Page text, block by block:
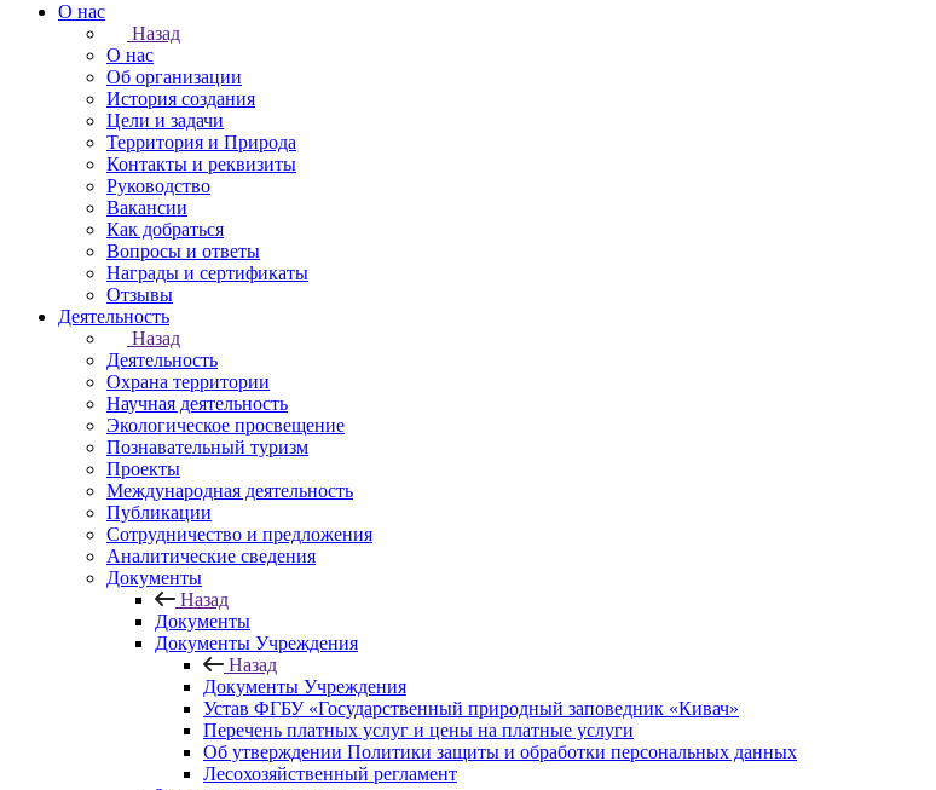
О нас
Назад
О нас
Об организации
История создания
Цели и задачи
Территория и Природа
Контакты и реквизиты
Руководство
Вакансии
Как добраться
Вопросы и ответы
Награды и сертификаты
Отзывы
Деятельность
Назад
Деятельность
Охрана территории
Научная деятельность
Экологическое просвещение
Познавательный туризм
Проекты
Международная деятельность
Публикации
Сотрудничество и предложения
Аналитические сведения
Документы
Назад
Документы
Документы Учреждения
Назад
Документы Учреждения
Устав ФГБУ «Государственный природный заповедник «Кивач»
Перечень платных услуг и цены на платные услуги
Об утверждении Политики защиты и обработки персональных данных
Лесохозяйственный регламент